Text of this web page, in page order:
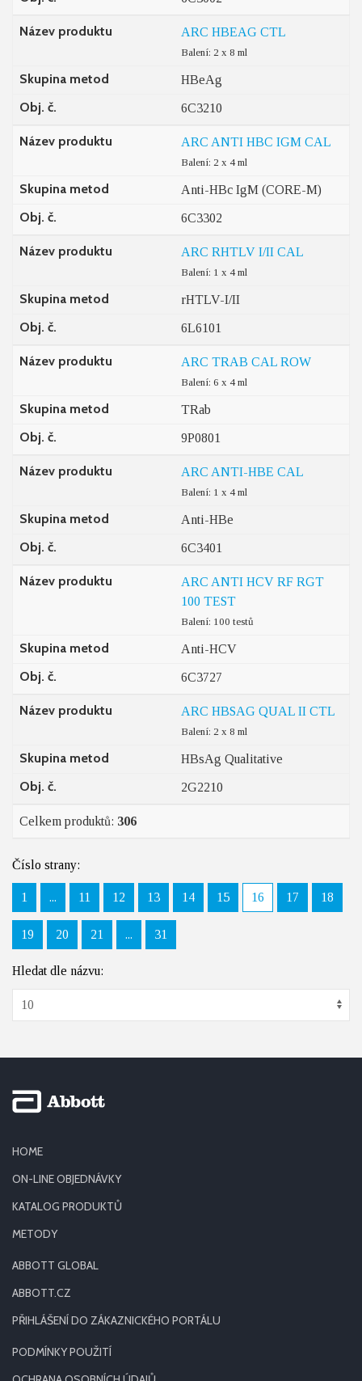
Název produktu ARC HBEAG CTL
Balení: 2 x 8 ml
Skupina metod HBeAg
Obj. č. 6C3210
Název produktu ARC ANTI HBC IGM CAL
Balení: 2 x 4 ml
Skupina metod Anti-HBc IgM (CORE-M)
Obj. č. 6C3302
Název produktu ARC RHTLV I/II CAL
Balení: 1 x 4 ml
Skupina metod rHTLV-I/II
Obj. č. 6L6101
Název produktu ARC TRAB CAL ROW
Balení: 6 x 4 ml
Skupina metod TRab
Obj. č. 9P0801
Název produktu ARC ANTI-HBE CAL
Balení: 1 x 4 ml
Skupina metod Anti-HBe
Obj. č. 6C3401
Název produktu
ARC ANTI HCV RF RGT
100 TEST
Balení: 100 testů
Skupina metod Anti-HCV
Obj. č. 6C3727
Název produktu ARC HBSAG QUAL II CTL
Balení: 2 x 8 ml
Skupina metod HBsAg Qualitative
Obj. č. 2G2210
Celkem produktů: 306
Číslo strany:
1 ... 11 12 13 14 15 16 17 18
19 20 21 ... 31
Hledat dle názvu:
HOME
ON-LINE OBJEDNÁVKY
KATALOG PRODUKTŮ
METODY
ABBOTT GLOBAL
ABBOTT.CZ
PŘIHLÁŠENÍ DO ZÁKAZNICKÉHO PORTÁLU
PODMÍNKY POUŽITÍ